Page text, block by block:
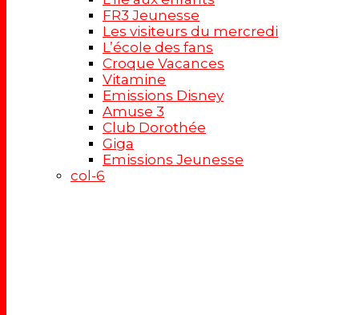
FR3 Jeunesse
Les visiteurs du mercredi
L’école des fans
Croque Vacances
Vitamine
Emissions Disney
Amuse 3
Club Dorothée
Giga
Emissions Jeunesse
col-6